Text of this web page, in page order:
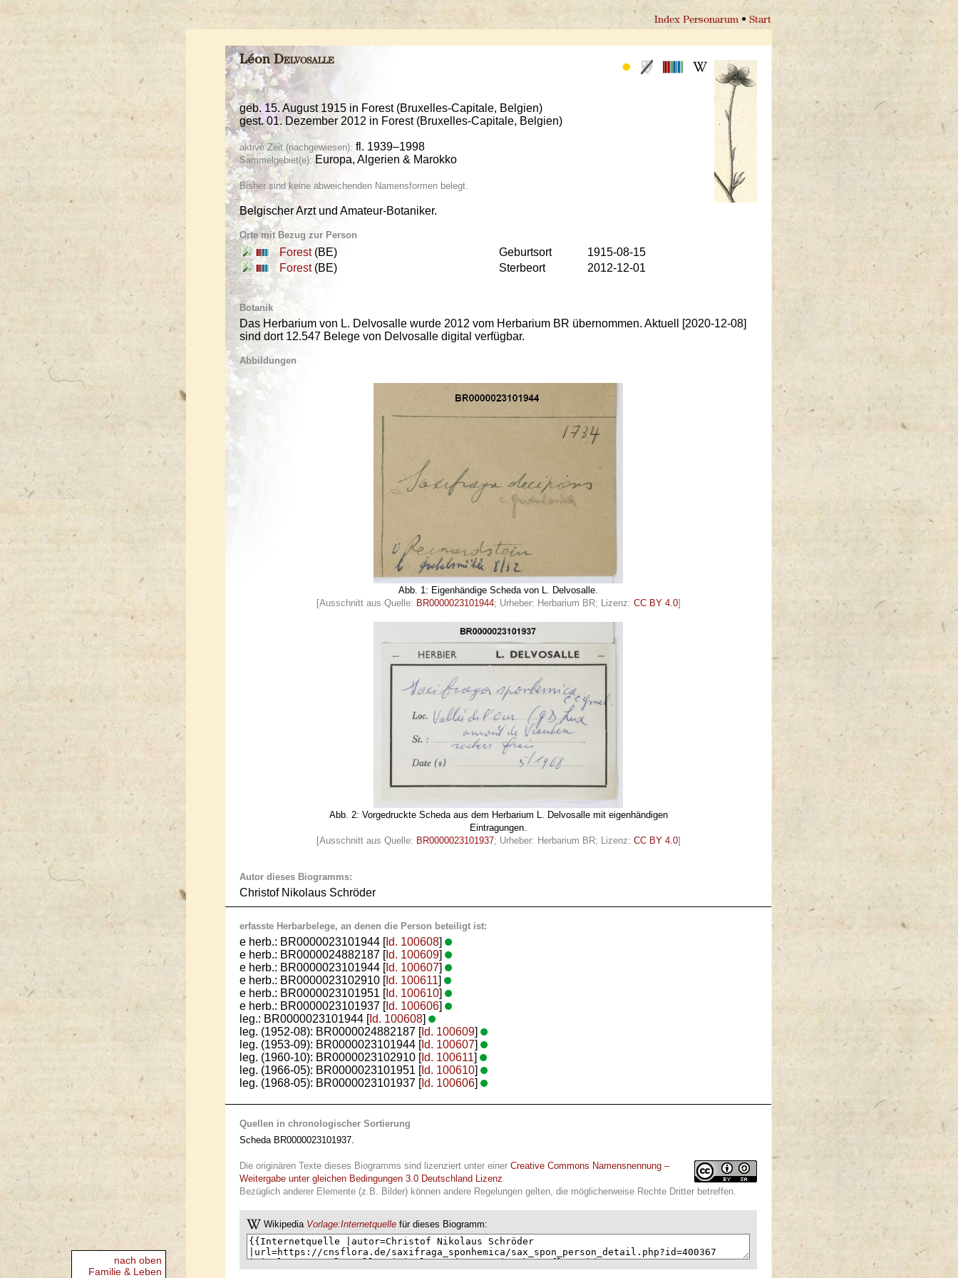
Index Personarum • Start
nach oben
Familie & Leben
Léon Delvosalle
geb. 15. August 1915 in Forest (Bruxelles-Capitale, Belgien)
gest. 01. Dezember 2012 in Forest (Bruxelles-Capitale, Belgien)
aktive Zeit (nachgewiesen): fl. 1939–1998
Sammelgebiet(e): Europa, Algerien & Marokko
Bisher sind keine abweichenden Namensformen belegt.
Belgischer Arzt und Amateur-Botaniker.
Orte mit Bezug zur Person
Forest(BE) Geburtsort
1915-08-15
Forest(BE) Sterbeort 2012-12-01
Botanik
Das Herbarium von L. Delvosalle wurde 2012 vom Herbarium BR übernommen. Aktuell [2020-12-08]
sind dort 12.547 Belege von Delvosalle digital verfügbar.
Abbildungen
Abb. 1: Eigenhändige Scheda von L. Delvosalle.
[Ausschnitt aus Quelle: BR0000023101944; Urheber: Herbarium BR; Lizenz: CC BY 4.0]
Abb. 2: Vorgedruckte Scheda aus dem Herbarium L. Delvosalle mit eigenhändigen
Eintragungen.
[Ausschnitt aus Quelle: BR0000023101937; Urheber: Herbarium BR; Lizenz: CC BY 4.0]
Autor dieses Biogramms:
Christof Nikolaus Schröder
erfasste Herbarbelege, an denen die Person beteiligt ist:
e herb.: BR0000023101944 [Id. 100608]
e herb.: BR0000024882187 [Id. 100609]
e herb.: BR0000023101944 [Id. 100607]
e herb.: BR0000023102910 [Id. 100611]
e herb.: BR0000023101951 [Id. 100610]
e herb.: BR0000023101937 [Id. 100606]
leg.: BR0000023101944 [Id. 100608]
leg. (1952-08): BR0000024882187 [Id. 100609]
leg. (1953-09): BR0000023101944 [Id. 100607]
leg. (1960-10): BR0000023102910 [Id. 100611]
leg. (1966-05): BR0000023101951 [Id. 100610]
leg. (1968-05): BR0000023101937 [Id. 100606]
Quellen in chronologischer Sortierung
Scheda BR0000023101937.
Die originären Texte dieses Biogramms sind lizenziert unter einer Creative Commons Namensnennung –
Weitergabe unter gleichen Bedingungen 3.0 Deutschland Lizenz.
Bezüglich anderer Elemente (z.B. Bilder) können andere Regelungen gelten, die möglicherweise Rechte Dritter betreffen.
Wikipedia Vorlage:Internetquelle für dieses Biogramm: